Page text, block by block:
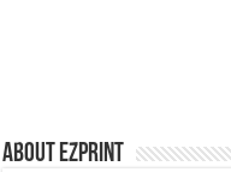
About Ezprint